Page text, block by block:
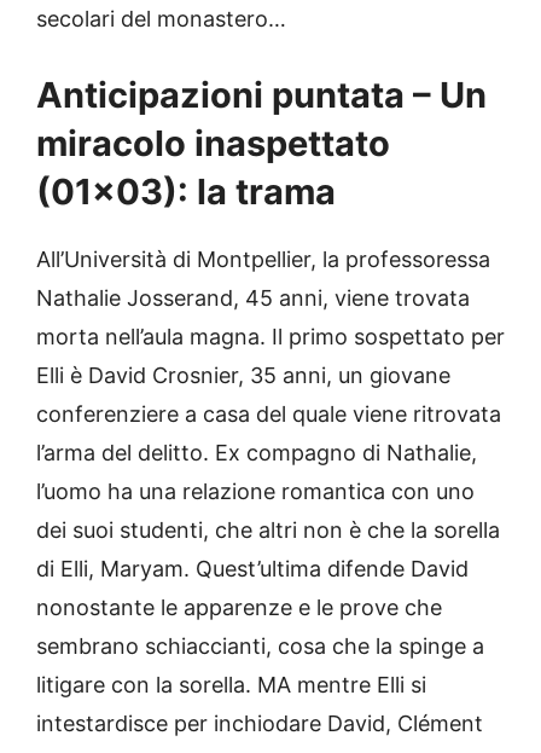
secolari del monastero…
Anticipazioni puntata – Un
miracolo inaspettato
(01×03): la trama
All’Università di Montpellier, la professoressa
Nathalie Josserand, 45 anni, viene trovata
morta nell’aula magna. Il primo sospettato per
Elli è David Crosnier, 35 anni, un giovane
conferenziere a casa del quale viene ritrovata
l’arma del delitto. Ex compagno di Nathalie,
l’uomo ha una relazione romantica con uno
dei suoi studenti, che altri non è che la sorella
di Elli, Maryam. Quest’ultima difende David
nonostante le apparenze e le prove che
sembrano schiaccianti, cosa che la spinge a
litigare con la sorella. MA mentre Elli si
intestardisce per inchiodare David, Clément